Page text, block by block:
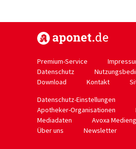
Premium-Service
Datenschutz
Download
Kontakt
Datenschutz-Einstellungen
Apotheker-Organisationen
Mediadaten
Avoxa
Über uns
Newsletter